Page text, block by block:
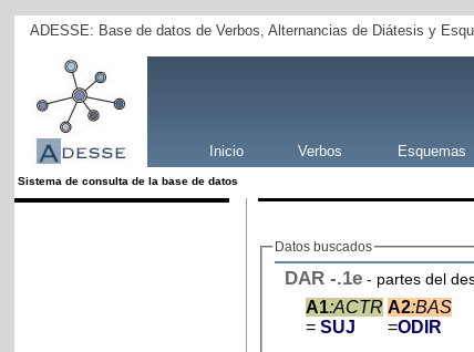
ADESSE: Base de datos de Verbos, Alternancias de Diátesis y
Inicio Verbos Esquemas
Sistema de consulta de la base de datos
Datos buscados
DAR -.1e - partes del
A1:ACTR
= SUJ
A2:BAS
=ODIR